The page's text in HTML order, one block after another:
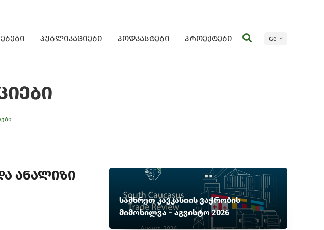
პუბლიკაციები პოდკასტები პროექტები
Ge
ანალიზი
სამხრეთ კავკასიის ვაჭრობის
მიმოხილვა - აგვისტო 2026